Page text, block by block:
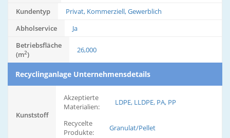
Kundentyp
Privat, Kommerziell, Gewerblich
Abholservice
Ja
Betriebsfläche
(m2) 26,000
Recyclinganlage Unternehmensdetails
Kunststoff
Akzeptierte
Materialien:
LDPE, LLDPE, PA, PP
Recycelte
Produkte:
Granulat/Pellet